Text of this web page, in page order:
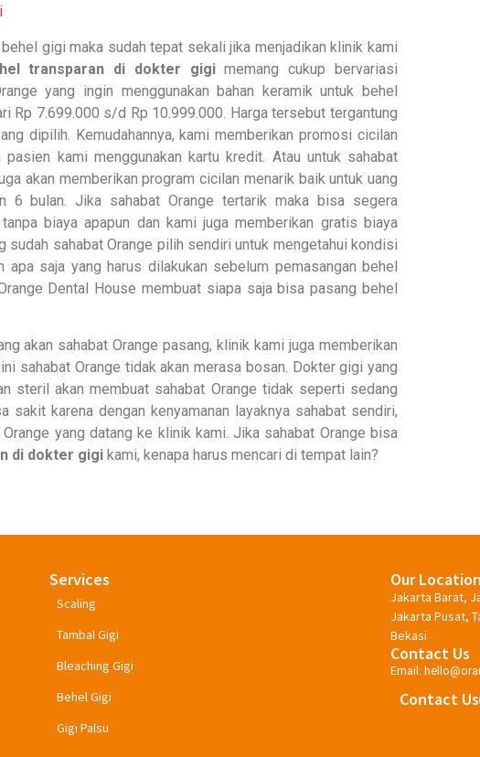
gigi maka sudah tepat sekali jika menjadikan klinik kami
transparan di dokter gigimemang cukup bervariasi
yang ingin menggunakan bahan keramik untuk behel
Rp 7.699.000 s/d Rp 10.999.000. Harga tersebut tergantung
dipilih. Kemudahannya, kami memberikan promosi cicilan
kami menggunakan kartu kredit. Atau untuk sahabat
akan memberikan program cicilan menarik baik untuk uang
6 bulan. Jika sahabat Orange tertarik maka bisa segera
biaya apapun dan kami juga memberikan gratis biaya
sahabat Orange pilih sendiri untuk mengetahui kondisi
saja yang harus dilakukan sebelum pemasangan behel
Dental House membuat siapa saja bisa pasang behel
akan sahabat Orange pasang, klinik kami juga memberikan
sahabat Orange tidak akan merasa bosan. Dokter gigi yang
steril akan membuat sahabat Orange tidak seperti sedang
karena dengan kenyamanan layaknya sahabat sendiri,
yang datang ke klinik kami. Jika sahabat Orange bisa
di dokter gigi kami, kenapa harus mencari di tempat lain?
Services
Scaling
Tambal Gigi
Bleaching Gigi
Behel Gigi
Gigi Palsu
Our Location
Jakarta Barat,
Jakarta Pusat,
Bekasi
Contact Us
Email:
Contact Us